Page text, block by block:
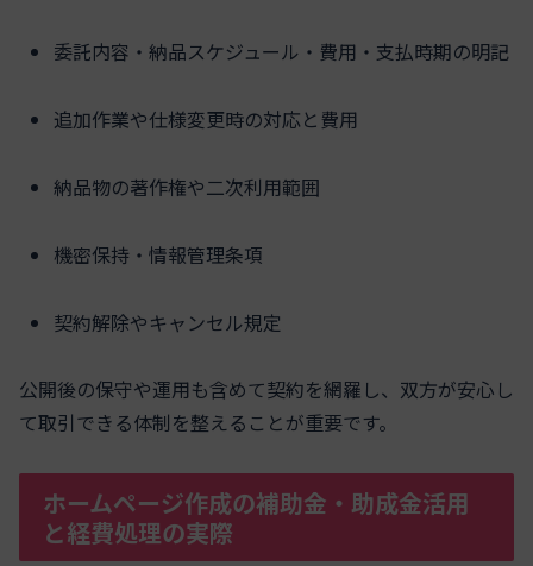
委託内容・納品スケジュール・費用・支払時期の明記
追加作業や仕様変更時の対応と費用
納品物の著作権や二次利用範囲
機密保持・情報管理条項
契約解除やキャンセル規定
公開後の保守や運用も含めて契約を網羅し、双方が安心し
て取引できる体制を整えることが重要です。
ホームページ作成の補助金・助成金活用
と経費処理の実際